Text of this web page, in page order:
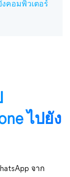
งคอมพิวเตอร์
ไปยัง
จาก